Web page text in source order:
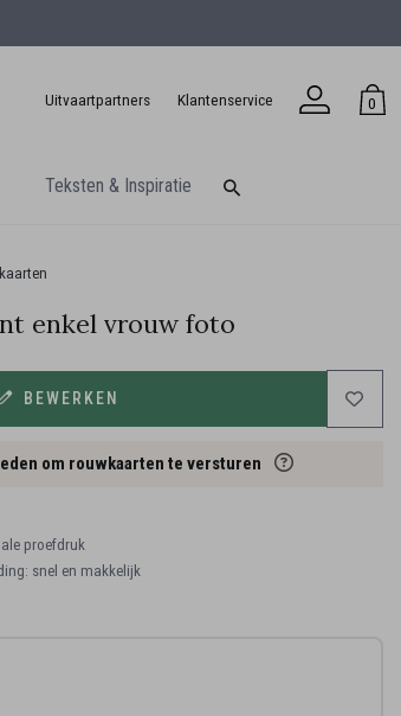
Uitvaartpartners Klantenservice 0
Teksten & Inspiratie
enkel vrouw foto
BEWERKEN
om rouwkaarten te versturen
proefdruk
snel en makkelijk